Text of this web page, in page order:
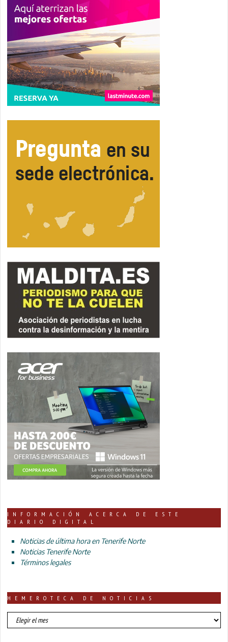
INFORMACIÓN ACERCA DE ESTE
DIARIO DIGITAL
Noticias de última hora en Tenerife Norte
Noticias Tenerife Norte
Términos legales
HEMEROTECA DE NOTICIAS
HEMEROTECA
DE